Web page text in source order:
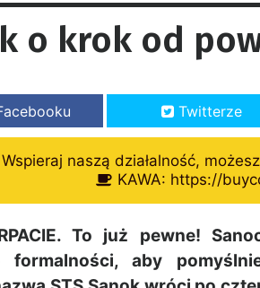
o krok od
Twitterze
Wspieraj naszą działalność,
KAWA: https://
To już pewne!
formalności, aby